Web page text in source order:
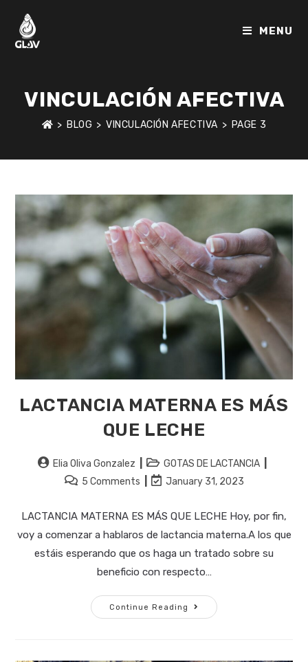
content
MENU
VINCULACIÓN AFECTIVA
> BLOG > VINCULACIÓN AFECTIVA > PAGE 3
LACTANCIA MATERNA ES MÁS
QUE LECHE
Post
author:
Elia Oliva Gonzalez
Post
category:
GOTAS DE LACTANCIA
Post5 Comments
Post
modified:
January 31, 2023
LACTANCIA MATERNA ES MÁS QUE LECHE Hoy, por fin,
voy a comenzar a hablaros de lactancia materna.A los que
estáis esperando que os haga un tratado sobre su
beneficio con respecto…
Continue Reading
LACTANCIA
MATERNA